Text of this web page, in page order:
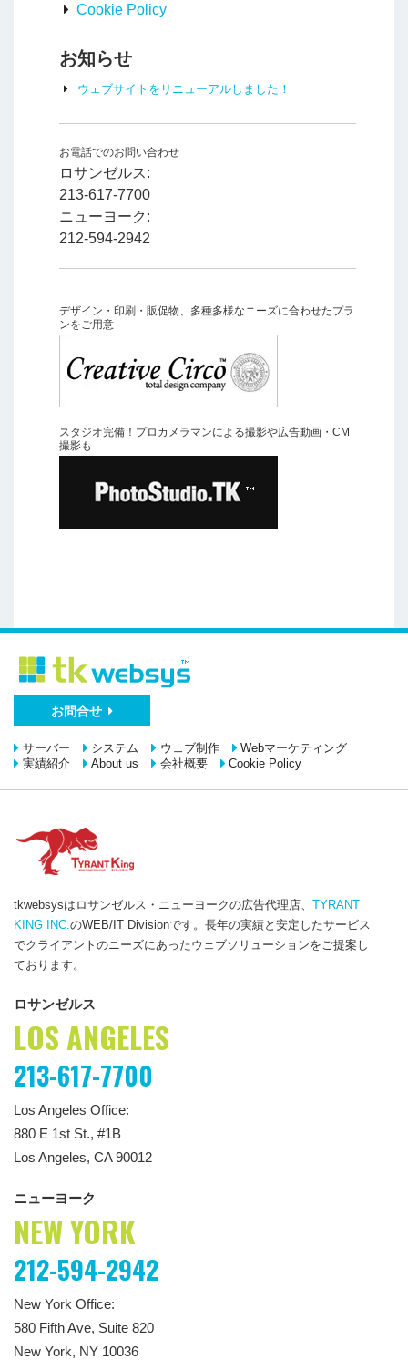
Cookie Policy
お知らせ
ウェブサイトをリニューアルしました！
お電話でのお問い合わせ
ロサンゼルス:
213-617-7700
ニューヨーク:
212-594-2942
デザイン・印刷・販促物、多種多様なニーズに合わせたプラ
ンをご用意
スタジオ完備！プロカメラマンによる撮影や広告動画・CM
撮影も
お問合せ
サーバー システム ウェブ制作
Webマーケティング
実績紹介
About us 会社概要 Cookie Policy
tkwebsysはロサンゼルス・ニューヨークの広告代理店、 TYRANT
KING INC. のWEB/IT Divisionです。長年の実績と安定したサービス
でクライアントのニーズにあったウェブソリューションをご提案し
ております。
ロサンゼルス
LOS ANGELES
213-617-7700
Los Angeles Office:
880 E 1st St., #1B
Los Angeles, CA 90012
ニューヨーク
NEW YORK
212-594-2942
New York Office:
580 Fifth Ave, Suite 820
New York, NY 10036